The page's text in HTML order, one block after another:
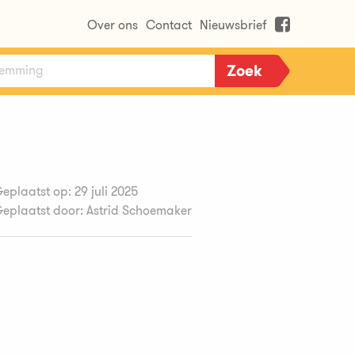
Over ons Contact Nieuwsbrief
op: 29 juli 2025
door: Astrid Schoemaker